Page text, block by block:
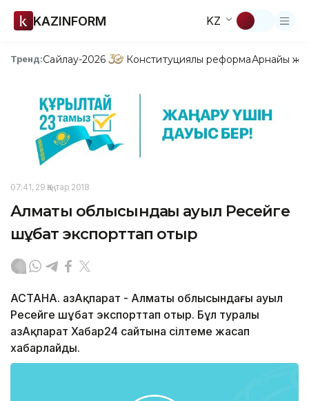
KAZINFORM KZ
Тренд:Сайлау-2026 Конституциялық реформаАрнайы
07:41, 29 Қаңтар 2018
Алматы облысындағы ауыл Ресейге
шұбат экспорттап отыр
АСТАНА. ҚазАқпарат - Алматы облысындағы ауыл
Ресейге шұбат экспорттап отыр. Бұл туралы
ҚазАқпарат Хабар24 сайтына сілтеме жасап
хабарлайды.